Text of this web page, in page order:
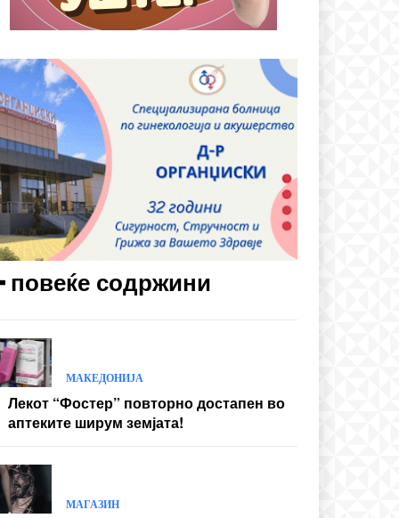
повеќе содржини
МАКЕДОНИЈА
Лекот “Фостер” повторно достапен во
аптеките ширум земјата!
МАГАЗИН